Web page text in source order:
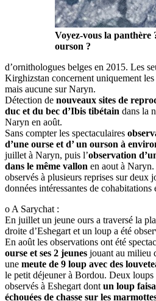
Voyez-vous la panthère
ourson ?
d’ornithologues belges en 2015. Les
Kirghizstan concernent uniquement
mais aucune sur Naryn.
Détection de nouveaux sites de
duc et du bec d’Ibis tibétain dans la
Naryn en août.
Sans compter les spectaculaires
d’une ourse et d’ un ourson à
juillet à Naryn, puis l’observation
dans le même vallon en aout à
observés à plusieurs reprises sur deux
données intéressantes de cohabitations
o A Sarychat :
En juillet un jeune ours a traversé la
droite d’Eshegart et un loup a été
En août les observations ont été
ourse et ses 2 jeunes jouant au milieu
une meute de 9 loup avec des
le petit déjeuner à Bordou. Deux loups
observés à Eshegart dont un loup
échouées de chasse sur les